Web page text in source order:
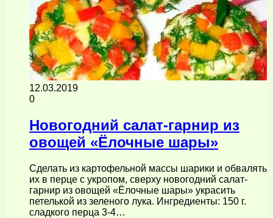
12.03.2019
0
Новогодний салат-гарнир из
овощей «Ёлочные шары»
Сделать из картофельной массы шарики и обвалять
их в перце с укропом, сверху новогодний салат-
гарнир из овощей «Ёлочные шары» украсить
петелькой из зеленого лука. Ингредиенты: 150 г.
сладкого перца 3-4…